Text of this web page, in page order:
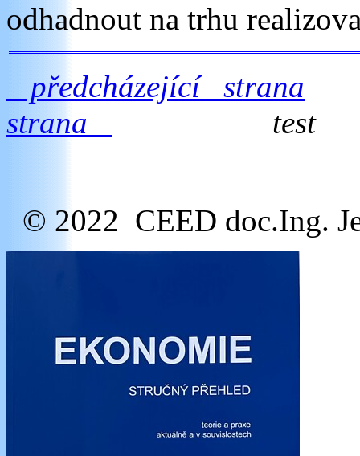
odhadnout na trhu
předcházející strana
strana
test
© 2022 CEED doc.Ing.